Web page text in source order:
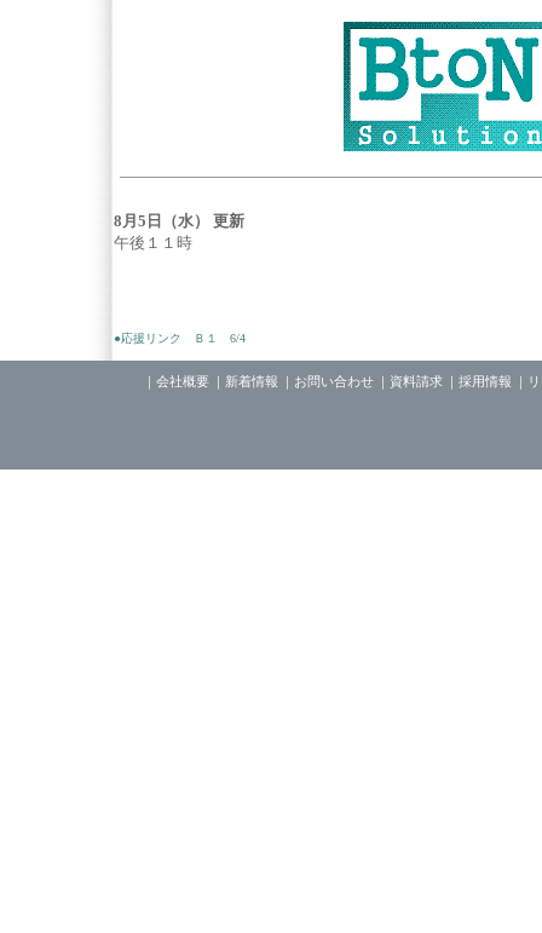
8月5日（水）
更新
午後１１時
●応援リンク Ｂ１ 6/4
会社概要 新着情報 お問い合わせ 資料請求 採用情報